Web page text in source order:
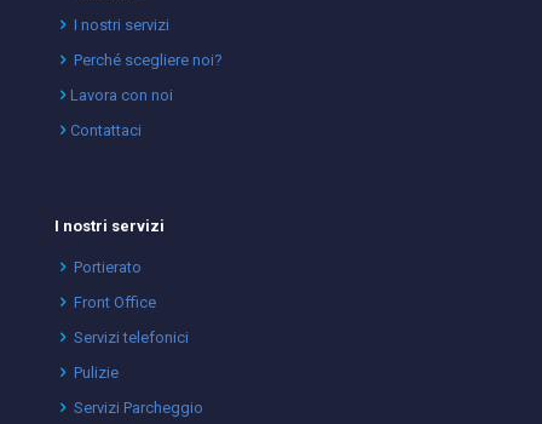
I nostri servizi
Perché scegliere noi?
Lavora con noi
Contattaci
I nostri servizi
Portierato
Front Office
Servizi telefonici
Pulizie
Servizi Parcheggio